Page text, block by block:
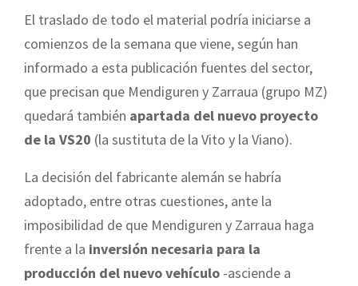
El traslado de todo el material podría iniciarse a
comienzos de la semana que viene, según han
informado a esta publicación fuentes del sector,
que precisan que Mendiguren y Zarraua (grupo MZ)
quedará también apartada del nuevo proyecto
de la VS20 (la sustituta de la Vito y la Viano).
La decisión del fabricante alemán se habría
adoptado, entre otras cuestiones, ante la
imposibilidad de que Mendiguren y Zarraua haga
frente a la inversión necesaria para la
producción del nuevo vehículo -asciende a